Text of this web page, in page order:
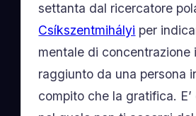
settanta dal ricercatore
Csíkszentmihályi per
mentale di concentrazione
raggiunto da una persona
compito che la gratifica.